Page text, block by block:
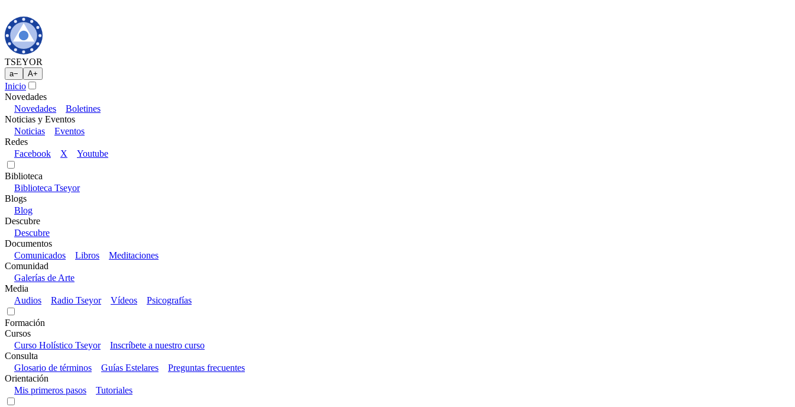
TSEYOR
a− A+
Inicio
Novedades
Novedades
Boletines
Noticias y Eventos
Noticias
Eventos
Redes
Facebook
X Youtube
Biblioteca
Biblioteca Tseyor
Blogs
Blog
Descubre
Descubre
Documentos
Comunicados
Libros
Meditaciones
Comunidad
Galerías de Arte
Media
Audios
Radio Tseyor Vídeos Psicografías
Formación
Cursos
Curso Holístico Tseyor
Inscríbete a nuestro curso
Consulta
Glosario de términos
Guías Estelares
Preguntas frecuentes
Orientación
Mis primeros pasos
Tutoriales